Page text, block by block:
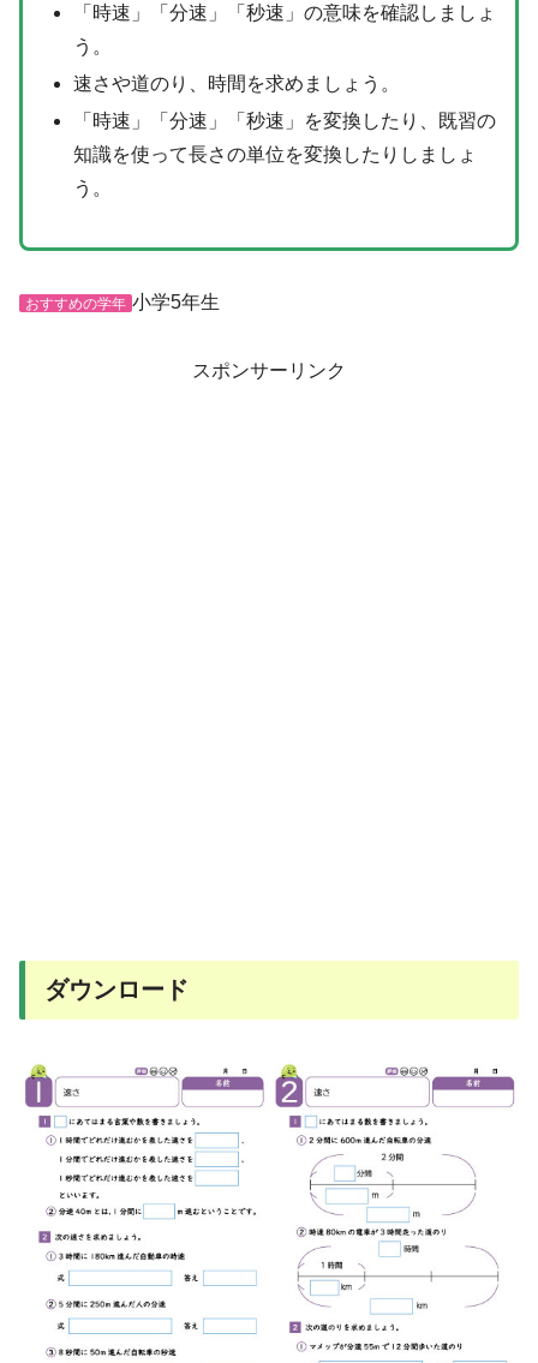
「時速」「分速」「秒速」の意味を確認しましょ
う。
速さや道のり、時間を求めましょう。
「時速」「分速」「秒速」を変換したり、既習の
知識を使って長さの単位を変換したりしましょ
う。
おすすめの学年 小学5年生
スポンサーリンク
ダウンロード